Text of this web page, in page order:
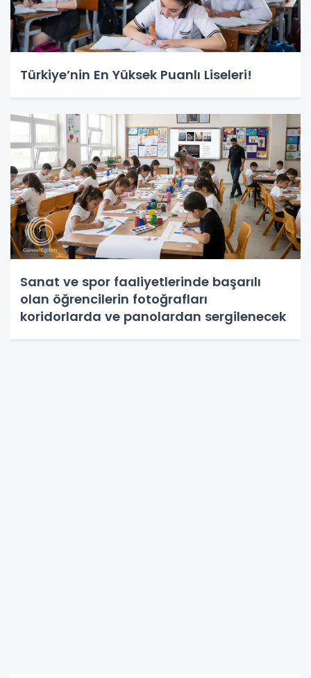
Türkiye’nin En Yüksek Puanlı Liseleri!
Sanat ve spor faaliyetlerinde başarılı
olan öğrencilerin fotoğrafları
koridorlarda ve panolardan sergilenecek